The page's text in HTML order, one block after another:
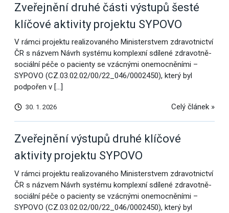
Zveřejnění druhé části výstupů šesté
klíčové aktivity projektu SYPOVO
V rámci projektu realizovaného Ministerstvem zdravotnictví
ČR s názvem Návrh systému komplexní sdílené zdravotně-
sociální péče o pacienty se vzácnými onemocněními –
SYPOVO (CZ.03.02.02/00/22_046/0002450), který byl
podpořen v […]
30. 1. 2026 Celý článek »
Zveřejnění výstupů druhé klíčové
aktivity projektu SYPOVO
V rámci projektu realizovaného Ministerstvem zdravotnictví
ČR s názvem Návrh systému komplexní sdílené zdravotně-
sociální péče o pacienty se vzácnými onemocněními –
SYPOVO (CZ.03.02.02/00/22_046/0002450), který byl